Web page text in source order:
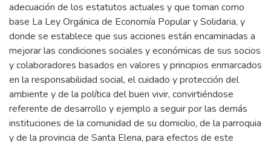
adecuación de los estatutos actuales y que toman como
base La Ley Orgánica de Economía Popular y Solidaria, y
donde se establece que sus acciones están encaminadas a
mejorar las condiciones sociales y económicas de sus socios
y colaboradores basados en valores y principios enmarcados
en la responsabilidad social, el cuidado y protección del
ambiente y de la política del buen vivir, convirtiéndose
referente de desarrollo y ejemplo a seguir por las demás
instituciones de la comunidad de su domicilio, de la parroquia
y de la provincia de Santa Elena, para efectos de este